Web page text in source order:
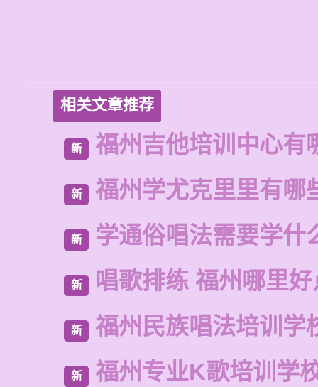
相关文章推荐
新 福州吉他培训中心有
新 福州学尤克里里有哪
新 学通俗唱法需要学什
新 唱歌排练 福州哪里
新 福州民族唱法培训学
新 福州专业K歌培训学